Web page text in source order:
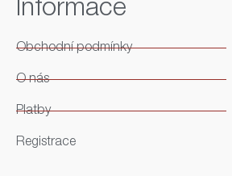
Informace
Obchodní podmínky
O nás
Platby
Registrace